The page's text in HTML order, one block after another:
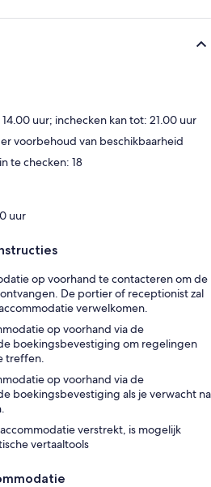
uur; inchecken kan tot: 21.00 uur
voorbehoud van beschikbaarheid
te checken: 18
uur
op voorhand te contacteren om de
De portier of receptionist zal
verwelkomen.
op voorhand via de
boekingsbevestiging om regelingen
treffen.
op voorhand via de
boekingsbevestiging als je verwacht na
verstrekt, is mogelijk
vertaaltools